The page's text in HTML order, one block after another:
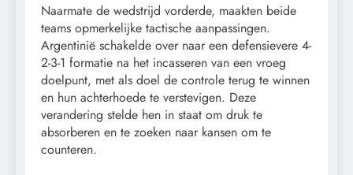
Naarmate de wedstrijd vorderde, maakten beide
teams opmerkelijke tactische aanpassingen.
Argentinië schakelde over naar een defensievere 4-
2-3-1 formatie na het incasseren van een vroeg
doelpunt, met als doel de controle terug te winnen
en hun achterhoede te verstevigen. Deze
verandering stelde hen in staat om druk te
absorberen en te zoeken naar kansen om te
counteren.